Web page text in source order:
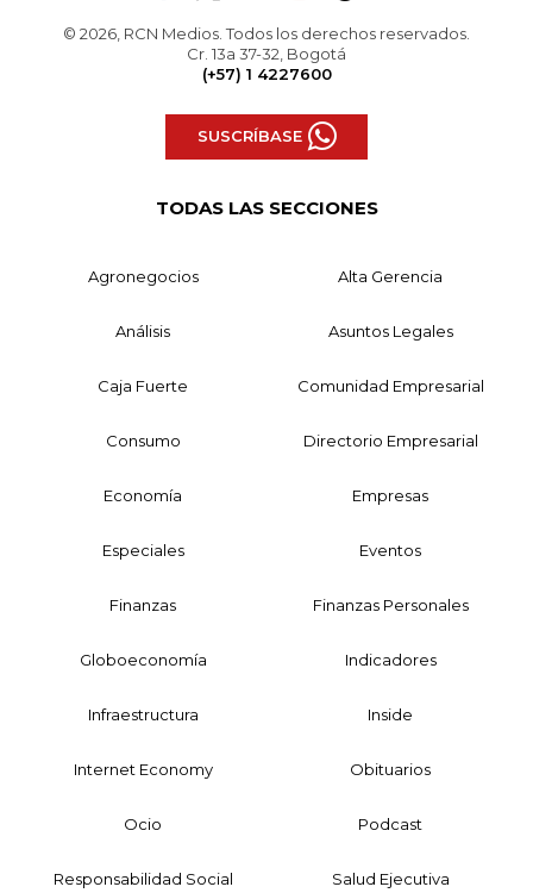
© 2026, RCN Medios. Todos los derechos reservados.
Cr. 13a 37-32, Bogotá
(+57) 1 4227600
SUSCRÍBASE
TODAS LAS SECCIONES
Agronegocios Alta Gerencia
Análisis Asuntos Legales
Caja Fuerte Comunidad Empresarial
Consumo Directorio Empresarial
Economía Empresas
Especiales Eventos
Finanzas Finanzas Personales
Globoeconomía Indicadores
Infraestructura Inside
Internet Economy Obituarios
Ocio Podcast
Responsabilidad Social Salud Ejecutiva